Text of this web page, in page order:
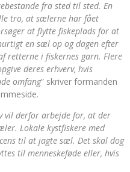
fra sted til sted. En
tro, at sælerne har fået
at flytte fiskeplads for at
en sæl op og dagen efter
retterne i fiskernes garn. Flere
deres erhverv, hvis
omfang” skriver formanden
vil derfor arbejde for, at der
Lokale kystfiskere med
til at jagte sæl. Det skal dog
til menneskeføde eller, hvis